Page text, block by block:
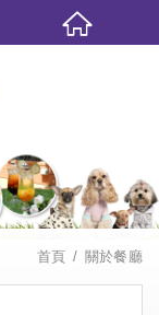
首頁 關於餐廳